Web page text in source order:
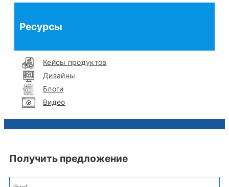
Ресурсы
Кейсы продуктов
Дизайны
Блоги
Видео
Получить предложение